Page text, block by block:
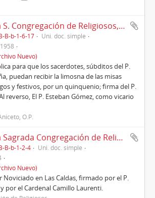
Rescripto de la S. Congregación de Religiosos, a la Provincia de España para percibir limosnas de misas de binación, 1958 (y copia simple)
B-b-1-6-17
Uni. doc. simple
Nuevo)
para que los sacerdotes, súbditos del P.
puedan recibir la limosna de las misas
y festivos, por un quinquenio; firma del P.
reverso, El P. Esteban Gómez, como vicario
O.P.
Rescripto de la Sagrada Congregación de Religiosos sobre erección de Noviciado en Las Caldas, Roma, 20/05/1924
B-b-1-2-4
Uni. doc. simple
Nuevo)
Noviciado en Las Caldas, firmado por el P.
por el Cardenal Camillo Laurenti.